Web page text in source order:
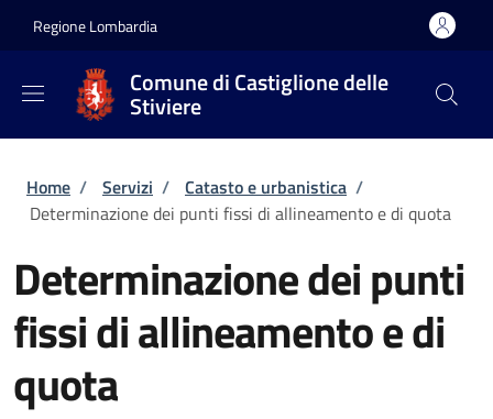
Regione Lombardia
Comune di Castiglione delle
Stiviere
Briciole di pane
Home / Servizi / Catasto e urbanistica /
Determinazione dei punti fissi di allineamento e di quota
Determinazione dei punti
fissi di allineamento e di
quota